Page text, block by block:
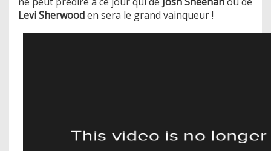
Levi Sherwooden sera le grand vainqueur !